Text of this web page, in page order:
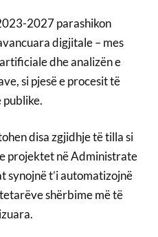
2027 parashikon
digjitale – mes
dhe analizën e
si pjesë e procesit të
disa zgjidhje të tilla si
projektet në Administrate
synojnë t’i automatizojnë
shërbime më të